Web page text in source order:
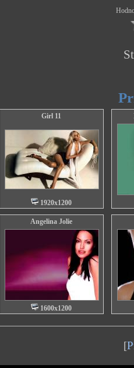
Girl 11
1920x1200
Angelina Jolie
1600x1200
[